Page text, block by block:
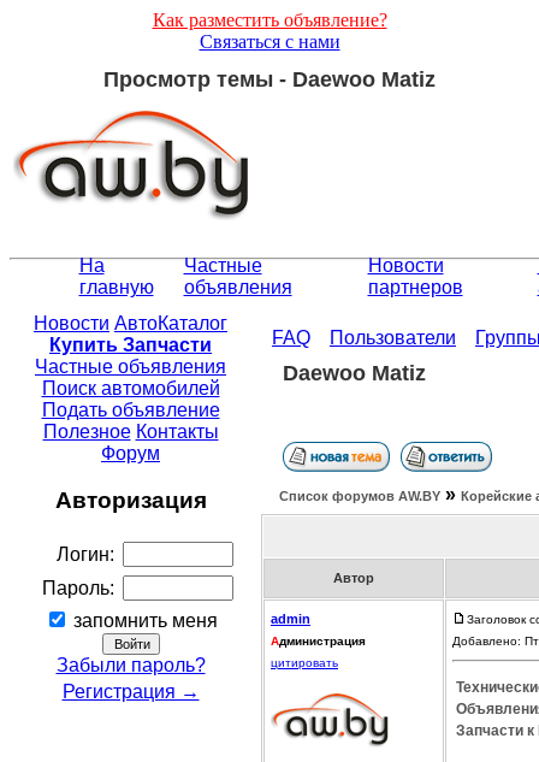
Как разместить объявление?
Связаться с нами
Просмотр темы - Daewoo Matiz
На
главную
Частные
объявления
Новости
партнеров
Новости АвтоКаталог
Купить Запчасти
Частные объявления
Поиск автомобилей
Подать объявление
Полезное Контакты
Форум
Авторизация
Логин:
Пароль:
запомнить меня
Забыли пароль?
Регистрация →
FAQ Пользователи
Daewoo Matiz
Список форумов АW.BY » Корейские
Автор
admin
Администрация
цитировать
Заголовок
Добавлено:
Запчасти к